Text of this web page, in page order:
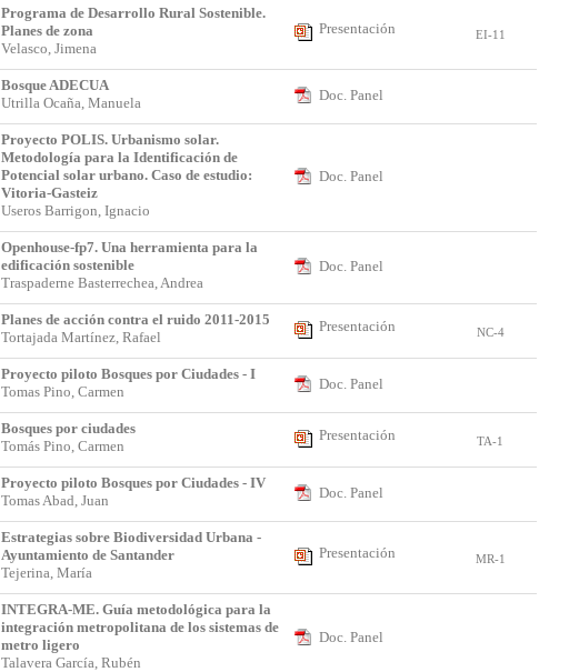
Programa de Desarrollo Rural Sostenible.
Planes de zona
Velasco, Jimena
Presentación EI-11
Bosque ADECUA
Utrilla Ocaña, Manuela
Doc. Panel
Proyecto POLIS. Urbanismo solar.
Metodología para la Identificación de
Potencial solar urbano. Caso de estudio:
Vitoria-Gasteiz
Useros Barrigon, Ignacio
Doc. Panel
Openhouse-fp7. Una herramienta para la
edificación sostenible
Traspaderne Basterrechea, Andrea
Doc. Panel
Planes de acción contra el ruido 2011-2015
Tortajada Martínez, Rafael
Presentación NC-4
Proyecto piloto Bosques por Ciudades - I
Tomas Pino, Carmen
Doc. Panel
Bosques por ciudades
Tomás Pino, Carmen
Presentación TA-1
Proyecto piloto Bosques por Ciudades - IV
Tomas Abad, Juan
Doc. Panel
Estrategias sobre Biodiversidad Urbana -
Ayuntamiento de Santander
Tejerina, María
Presentación MR-1
INTEGRA-ME. Guía metodológica para la
integración metropolitana de los sistemas de
metro ligero
Talavera García, Rubén
Doc. Panel